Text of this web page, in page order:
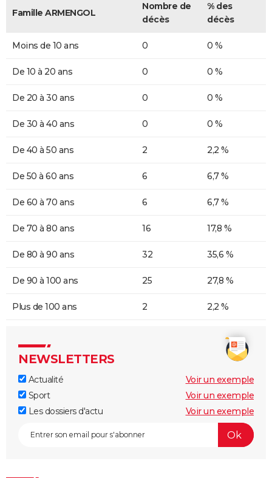
Famille ARMENGOL
Nombre de
décès
% des
décès
Moins de 10 ans 0 0 %
De 10 à 20 ans 0 0 %
De 20 à 30 ans 0 0 %
De 30 à 40 ans 0 0 %
De 40 à 50 ans 2 2,2 %
De 50 à 60 ans 6 6,7 %
De 60 à 70 ans 6 6,7 %
De 70 à 80 ans 16 17,8 %
De 80 à 90 ans 32 35,6 %
De 90 à 100 ans 25 27,8 %
Plus de 100 ans 2 2,2 %
NEWSLETTERS
Actualité
Voir un exemple
Sport
Voir un exemple
Les dossiers d'actu
Voir un exemple